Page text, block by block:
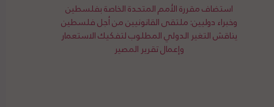
استضاف مقررة الأمم المتحدة الخاصة بفلسطين
وخبراء دوليين: ملتقى القانونيين من أجل فلسطين
يناقش التغير الدولي المطلوب لتفكيك الاستعمار
وإعمال تقرير المصير